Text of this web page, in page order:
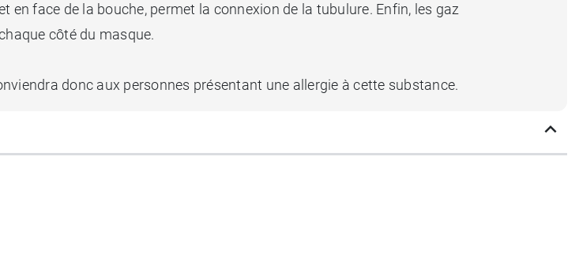
face de la bouche, permet la connexion de la tubulure. Enfin, les gaz
côté du masque.
donc aux personnes présentant une allergie à cette substance.